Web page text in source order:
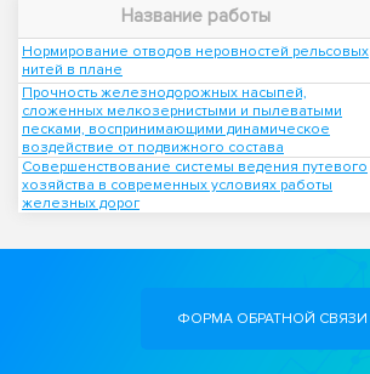
Название работы
Нормирование отводов неровностей рельсовых
нитей в плане
Прочность железнодорожных насыпей,
сложенных мелкозернистыми и пылеватыми
песками, воспринимающими динамическое
воздействие от подвижного состава
Совершенствование системы ведения путевого
хозяйства в современных условиях работы
железных дорог
ФОРМА ОБРАТНОЙ СВЯЗИ